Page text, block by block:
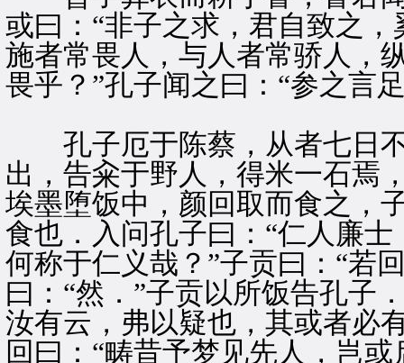
或曰：“非子之求，君自致之
施者常畏人，与人者常骄人，
畏乎？”孔子闻之曰：“参之言
孔子厄于陈蔡，从者七日不
出，告籴于野人，得米一石焉
埃墨堕饭中，颜回取而食之，
食也．入问孔子曰：“仁人廉
何称于仁义哉？”子贡曰：“若
曰：“然．”子贡以所饭告孔子
汝有云，弗以疑也，其或者必
回曰：“畴昔予梦见先人，岂